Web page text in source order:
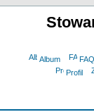
Album
FAQ
Profil